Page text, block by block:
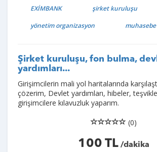
EXİMBANK
şirket kuruluşu
yönetim organizasyon
muhasebe
Şirket kuruluşu, fon bulma,
yardımları...
Girişimcilerin mali yol haritalarında
çözerim, Devlet yardımları, hibeler,
girişimcilere kılavuzluk yaparım.
(0)
100 TL/dakika